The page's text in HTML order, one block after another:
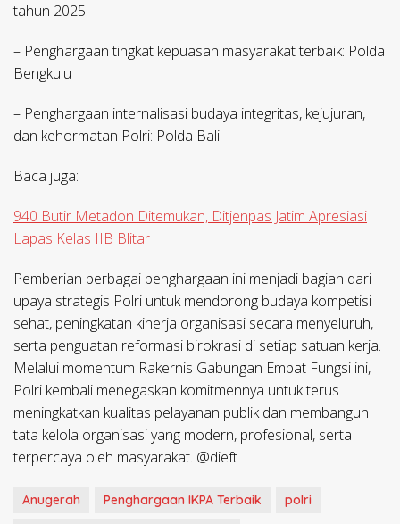
tahun 2025:
– Penghargaan tingkat kepuasan masyarakat terbaik: Polda
Bengkulu
– Penghargaan internalisasi budaya integritas, kejujuran,
dan kehormatan Polri: Polda Bali
Baca juga:
940 Butir Metadon Ditemukan, Ditjenpas Jatim Apresiasi
Lapas Kelas IIB Blitar
Pemberian berbagai penghargaan ini menjadi bagian dari
upaya strategis Polri untuk mendorong budaya kompetisi
sehat, peningkatan kinerja organisasi secara menyeluruh,
serta penguatan reformasi birokrasi di setiap satuan kerja.
Melalui momentum Rakernis Gabungan Empat Fungsi ini,
Polri kembali menegaskan komitmennya untuk terus
meningkatkan kualitas pelayanan publik dan membangun
tata kelola organisasi yang modern, profesional, serta
terpercaya oleh masyarakat. @dieft
Anugerah Penghargaan IKPA Terbaik polri